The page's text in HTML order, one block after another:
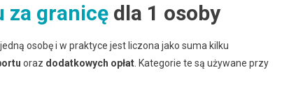
za granicę dla 1 osoby
osobę i w praktyce jest liczona jako suma kilku
oraz dodatkowych opłat. Kategorie te są używane przy